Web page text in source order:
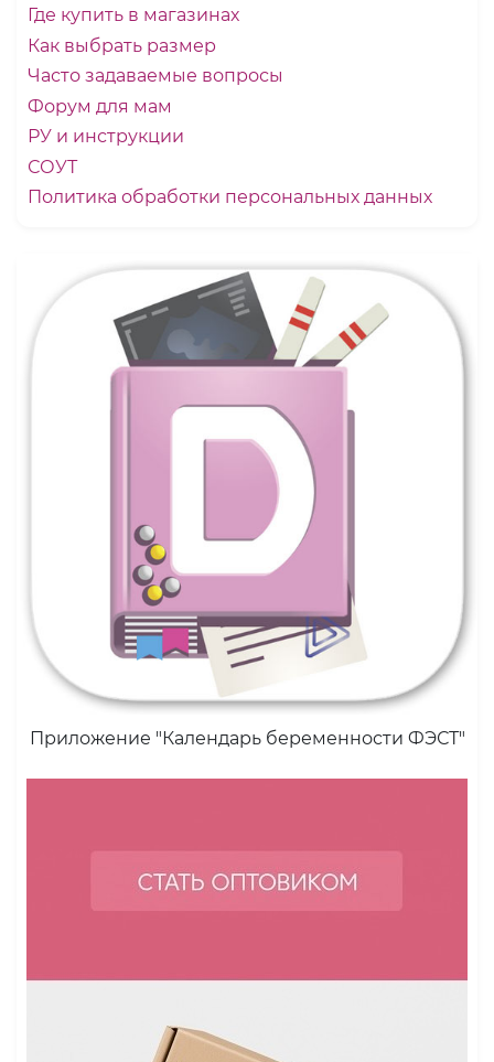
Где купить в магазинах
Как выбрать размер
Часто задаваемые вопросы
Форум для мам
РУ и инструкции
СОУТ
Политика обработки персональных данных
Приложение "Календарь беременности ФЭСТ"